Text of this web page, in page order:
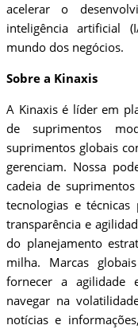
acelerar o
inteligência artificial
mundo dos negócios.
Sobre a Kinaxis
A Kinaxis é líder em
de suprimentos
suprimentos globais
gerenciam. Nossa
cadeia de
tecnologias e
transparência e
do planejamento
milha. Marcas
fornecer a agilidade
navegar na
notícias e